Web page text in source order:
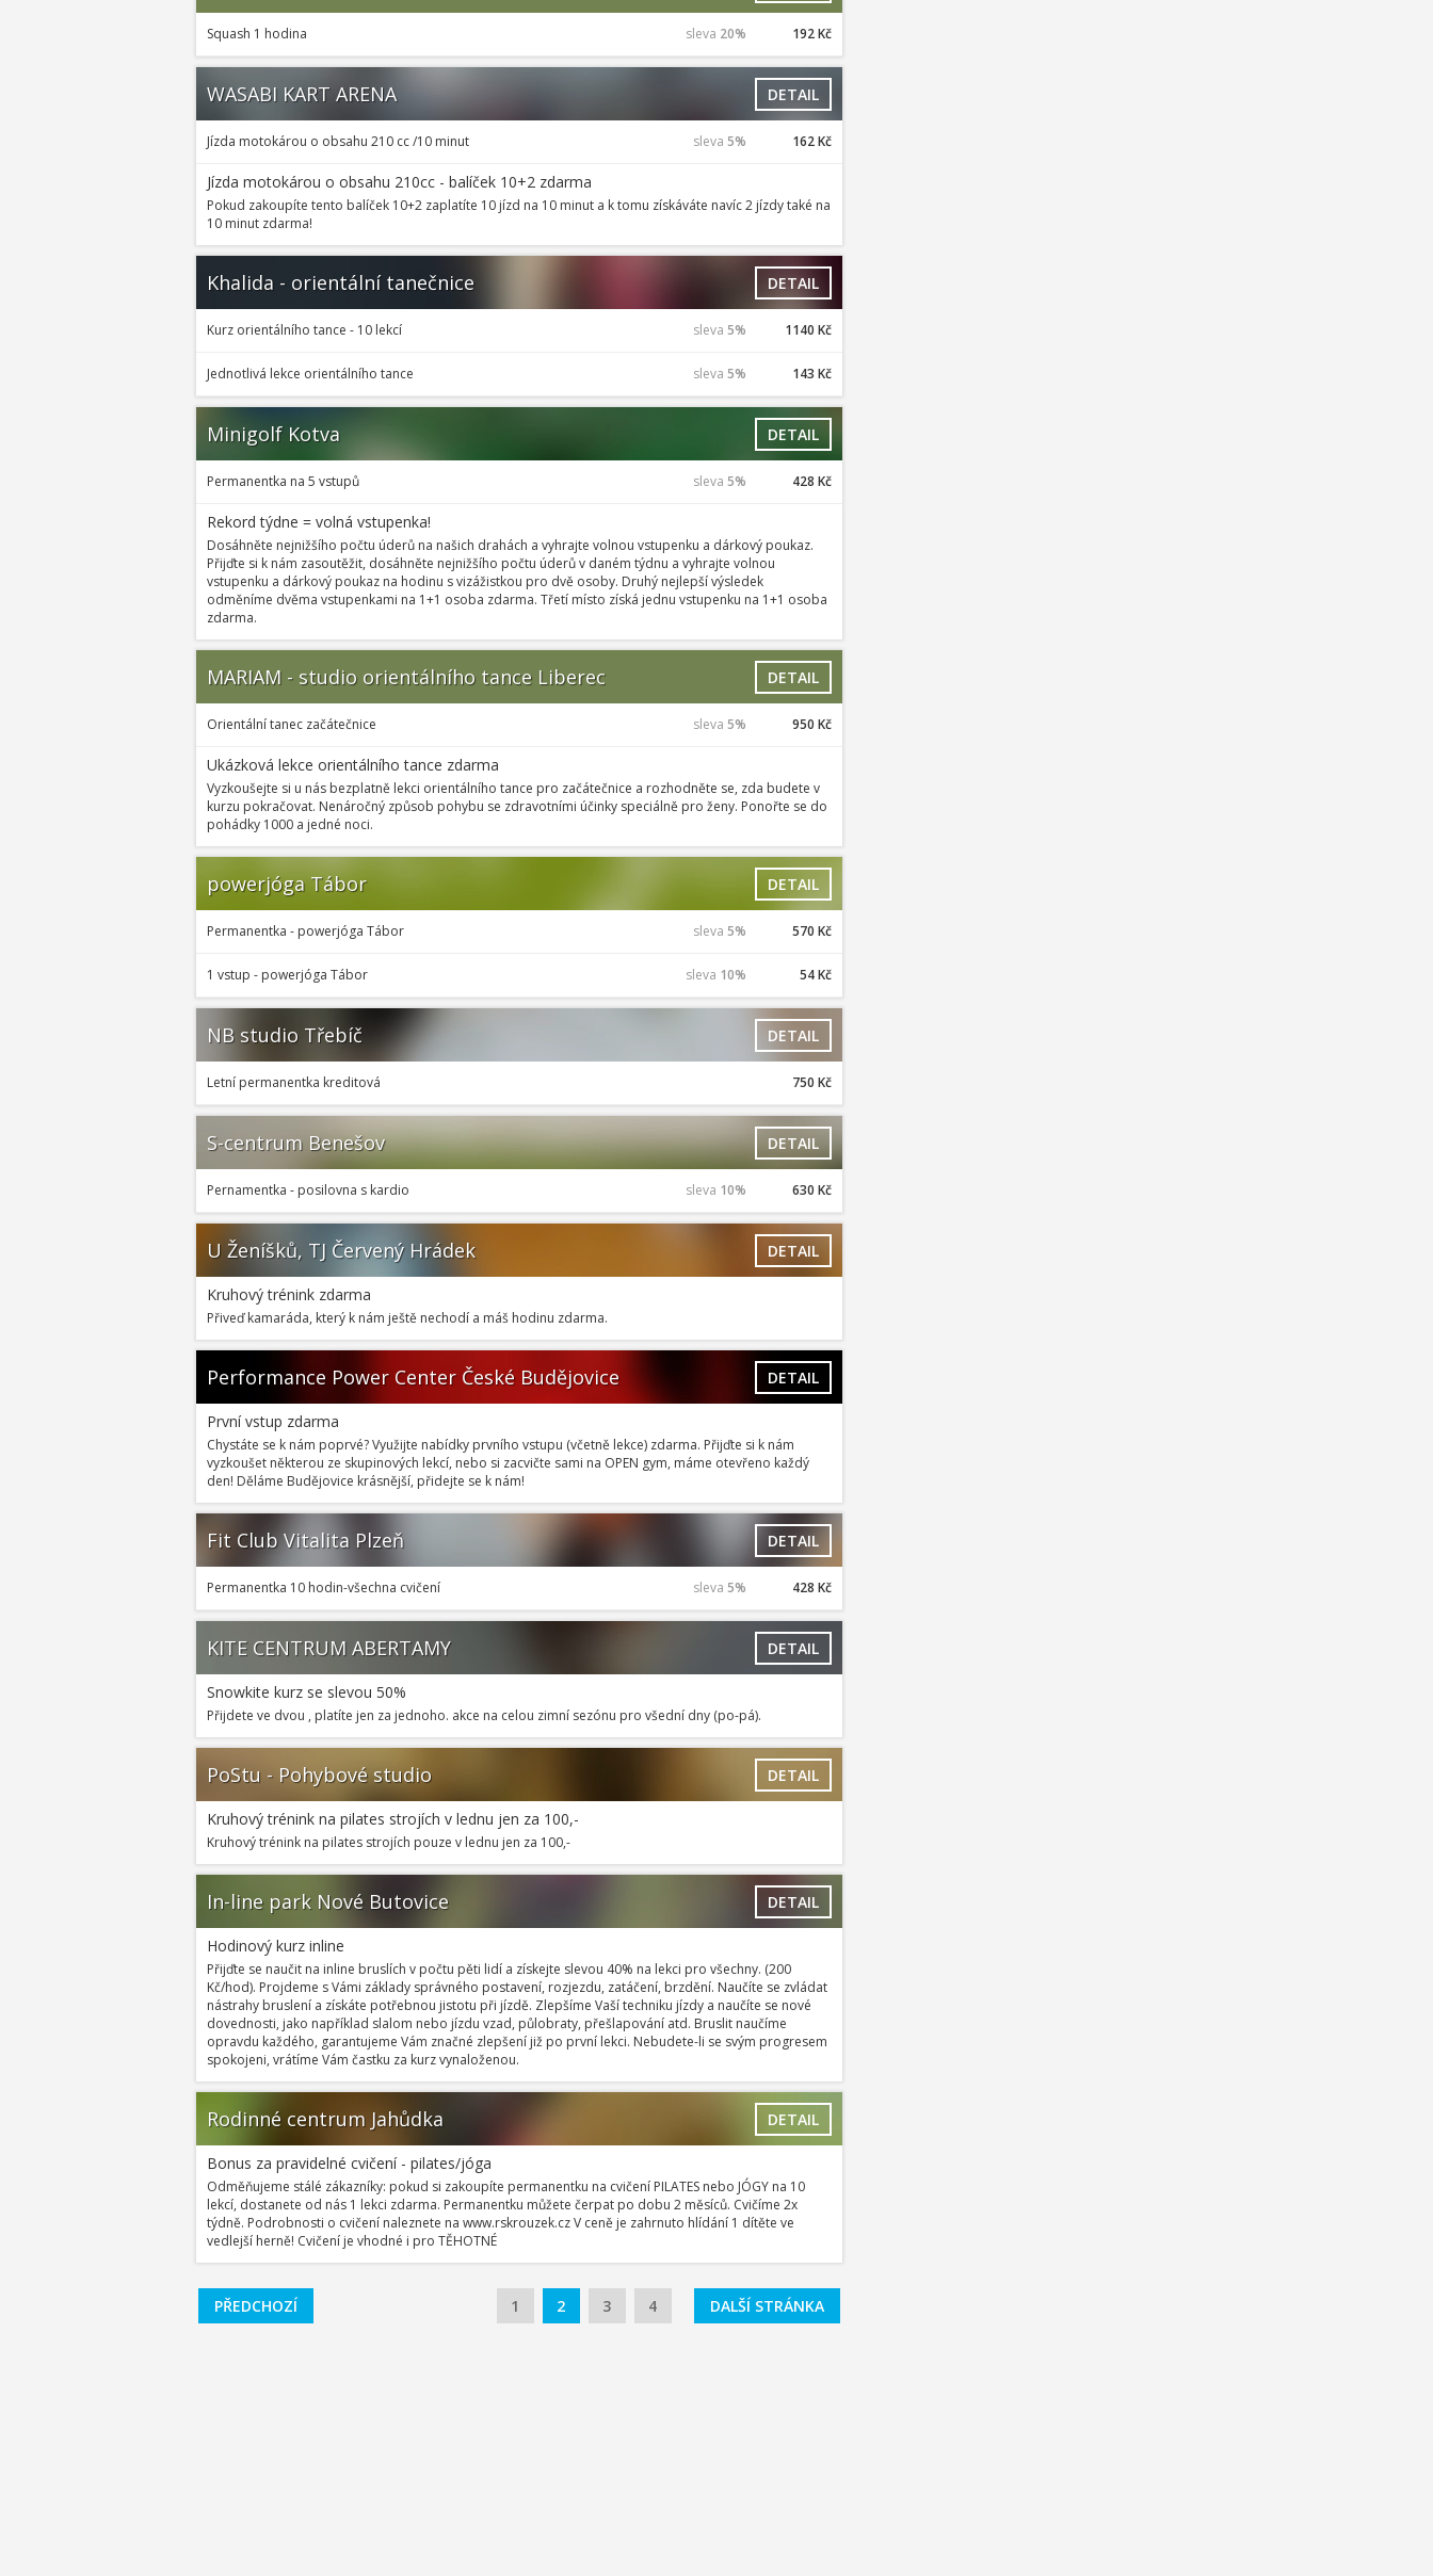
Squash 1 hodina 192 Kč
sleva 20%
WASABI KART ARENA DETAIL
Jízda motokárou o obsahu 210 cc /10 minut 162 Kč
sleva 5%
Jízda motokárou o obsahu 210cc - balíček 10+2 zdarma
Pokud zakoupíte tento balíček 10+2 zaplatíte 10 jízd na 10 minut a k tomu získáváte navíc 2 jízdy také na
10 minut zdarma!
Khalida - orientální tanečnice DETAIL
Kurz orientálního tance - 10 lekcí 1140 Kč
sleva 5%
Jednotlivá lekce orientálního tance 143 Kč
sleva 5%
Minigolf Kotva DETAIL
Permanentka na 5 vstupů 428 Kč
sleva 5%
Rekord týdne = volná vstupenka!
Dosáhněte nejnižšího počtu úderů na našich drahách a vyhrajte volnou vstupenku a dárkový poukaz.
Přijďte si k nám zasoutěžit, dosáhněte nejnižšího počtu úderů v daném týdnu a vyhrajte volnou
vstupenku a dárkový poukaz na hodinu s vizážistkou pro dvě osoby. Druhý nejlepší výsledek
odměníme dvěma vstupenkami na 1+1 osoba zdarma. Třetí místo získá jednu vstupenku na 1+1 osoba
zdarma.
MARIAM - studio orientálního tance Liberec DETAIL
Orientální tanec začátečnice 950 Kč
sleva 5%
Ukázková lekce orientálního tance zdarma
Vyzkoušejte si u nás bezplatně lekci orientálního tance pro začátečnice a rozhodněte se, zda budete v
kurzu pokračovat. Nenáročný způsob pohybu se zdravotními účinky speciálně pro ženy. Ponořte se do
pohádky 1000 a jedné noci.
powerjóga Tábor DETAIL
Permanentka - powerjóga Tábor 570 Kč
sleva 5%
1 vstup - powerjóga Tábor 54 Kč
sleva 10%
NB studio Třebíč DETAIL
Letní permanentka kreditová 750 Kč
S-centrum Benešov DETAIL
Pernamentka - posilovna s kardio 630 Kč
sleva 10%
U Ženíšků, TJ Červený Hrádek DETAIL
Kruhový trénink zdarma
Přiveď kamaráda, který k nám ještě nechodí a máš hodinu zdarma.
Performance Power Center České Budějovice DETAIL
První vstup zdarma
Chystáte se k nám poprvé? Využijte nabídky prvního vstupu (včetně lekce) zdarma. Přijďte si k nám
vyzkoušet některou ze skupinových lekcí, nebo si zacvičte sami na OPEN gym, máme otevřeno každý
den! Děláme Budějovice krásnější, přidejte se k nám!
Fit Club Vitalita Plzeň DETAIL
Permanentka 10 hodin-všechna cvičení 428 Kč
sleva 5%
KITE CENTRUM ABERTAMY DETAIL
Snowkite kurz se slevou 50%
Přijdete ve dvou , platíte jen za jednoho. akce na celou zimní sezónu pro všední dny (po-pá).
PoStu - Pohybové studio DETAIL
Kruhový trénink na pilates strojích v lednu jen za 100,-
Kruhový trénink na pilates strojích pouze v lednu jen za 100,-
In-line park Nové Butovice DETAIL
Hodinový kurz inline
Přijďte se naučit na inline bruslích v počtu pěti lidí a získejte slevou 40% na lekci pro všechny. (200
Kč/hod). Projdeme s Vámi základy správného postavení, rozjezdu, zatáčení, brzdění. Naučíte se zvládat
nástrahy bruslení a získáte potřebnou jistotu při jízdě. Zlepšíme Vaší techniku jízdy a naučíte se nové
dovednosti, jako například slalom nebo jízdu vzad, půlobraty, přešlapování atd. Bruslit naučíme
opravdu každého, garantujeme Vám značné zlepšení již po první lekci. Nebudete-li se svým progresem
spokojeni, vrátíme Vám častku za kurz vynaloženou.
Rodinné centrum Jahůdka DETAIL
Bonus za pravidelné cvičení - pilates/jóga
Odměňujeme stálé zákazníky: pokud si zakoupíte permanentku na cvičení PILATES nebo JÓGY na 10
lekcí, dostanete od nás 1 lekci zdarma. Permanentku můžete čerpat po dobu 2 měsíců. Cvičíme 2x
týdně. Podrobnosti o cvičení naleznete na www.rskrouzek.cz V ceně je zahrnuto hlídání 1 dítěte ve
vedlejší herně! Cvičení je vhodné i pro TĚHOTNÉ
PŘEDCHOZÍ 1 2 3 4 DALŠÍ STRÁNKA